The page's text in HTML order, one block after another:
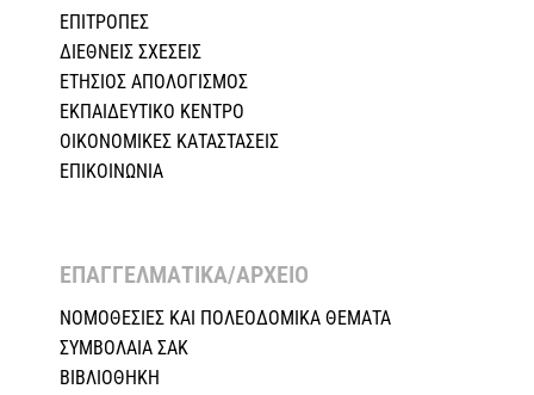
ΕΠΙΤΡΟΠΕΣ
ΔΙΕΘΝΕΙΣ ΣΧΕΣEIΣ
ΕΤΗΣΙΟΣ ΑΠΟΛΟΓΙΣΜΟΣ
ΕΚΠΑΙΔΕΥΤΙΚΟ ΚΕΝΤΡΟ
ΟΙΚΟΝΟΜΙΚΕΣ ΚΑΤΑΣΤΑΣΕΙΣ
ΕΠΙΚΟΙΝΩΝΙΑ
ΕΠΑΓΓΕΛΜΑΤΙΚΑ/ΑΡΧΕΙΟ ​
ΝΟΜΟΘΕΣΙΕΣ KAI ΠΟΛΕΟΔΟΜΙΚΑ ΘΕΜΑΤΑ
ΣΥΜΒΟΛΑΙΑ ΣΑΚ
ΒΙΒΛΙΟΘΗΚΗ